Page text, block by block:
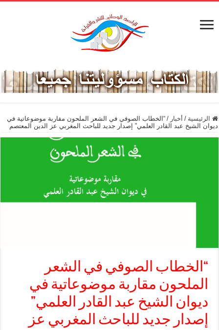
الرئيسية / أخبار / “الخطاب الصوفي في الشعر الملحون مقاربة موضوعاتية في
ديوان الشيخ عبد القادر العلمي” إصدار جديد للباحث المغربي عز الدين المعتصم
“الخطاب الصوفي في الشعر
الملحون مقاربة موضوعاتية في
ديوان الشيخ عبد القادر العلمي”
إصدار جديد للباحث المغربي عز